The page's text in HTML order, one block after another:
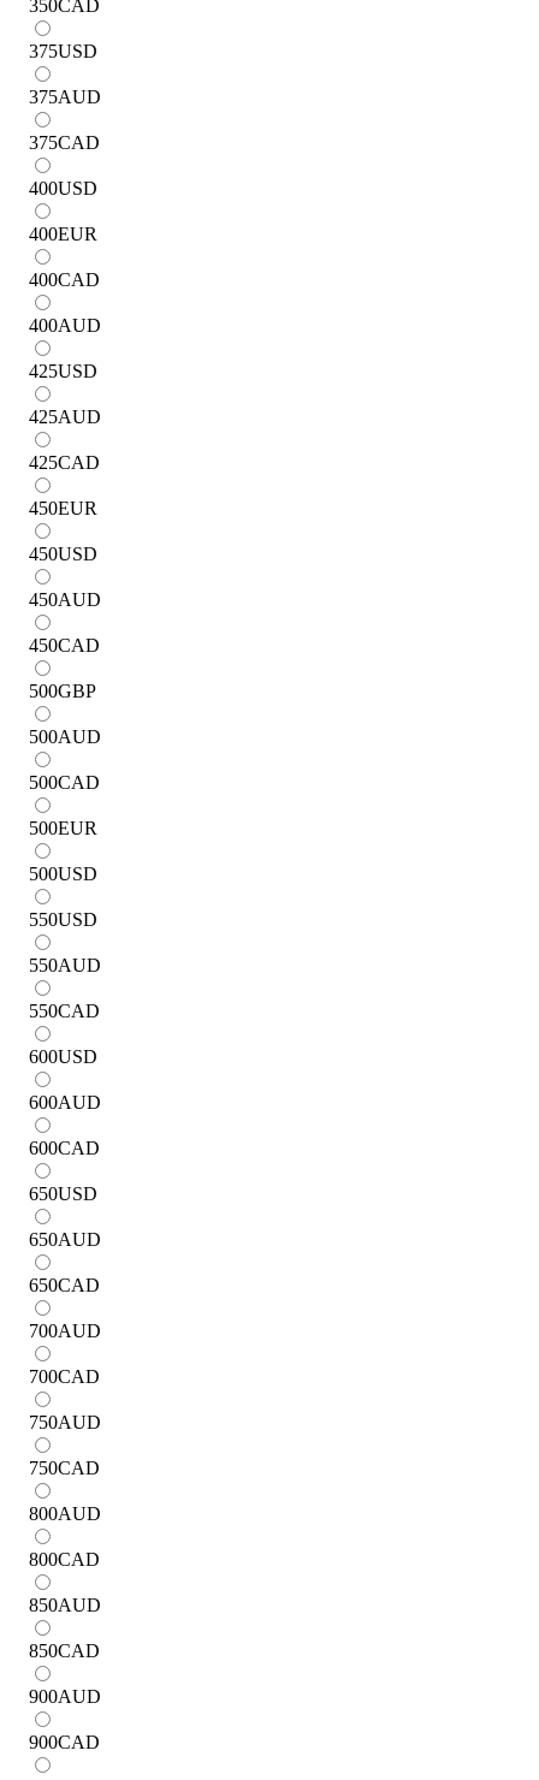
350CAD
375USD
375AUD
375CAD
400USD
400EUR
400CAD
400AUD
425USD
425AUD
425CAD
450EUR
450USD
450AUD
450CAD
500GBP
500AUD
500CAD
500EUR
500USD
550USD
550AUD
550CAD
600USD
600AUD
600CAD
650USD
650AUD
650CAD
700AUD
700CAD
750AUD
750CAD
800AUD
800CAD
850AUD
850CAD
900AUD
900CAD